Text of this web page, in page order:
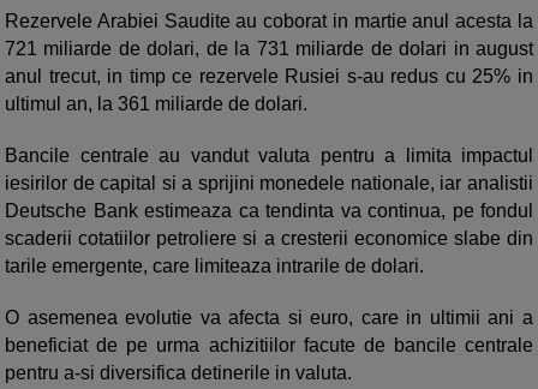
Rezervele Arabiei Saudite au coborat in martie anul acesta la
721 miliarde de dolari, de la 731 miliarde de dolari in august
anul trecut, in timp ce rezervele Rusiei s-au redus cu 25% in
ultimul an, la 361 miliarde de dolari.
Bancile centrale au vandut valuta pentru a limita impactul
iesirilor de capital si a sprijini monedele nationale, iar analistii
Deutsche Bank estimeaza ca tendinta va continua, pe fondul
scaderii cotatiilor petroliere si a cresterii economice slabe din
tarile emergente, care limiteaza intrarile de dolari.
O asemenea evolutie va afecta si euro, care in ultimii ani a
beneficiat de pe urma achizitiilor facute de bancile centrale
pentru a-si diversifica detinerile in valuta.